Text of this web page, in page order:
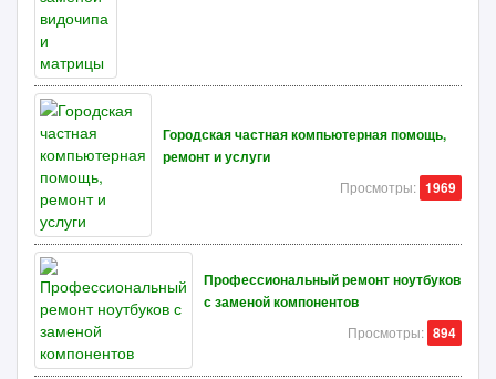
Городская частная компьютерная помощь,
ремонт и услуги
Просмотры: 1969
Профессиональный ремонт ноутбуков
с заменой компонентов
Просмотры: 894